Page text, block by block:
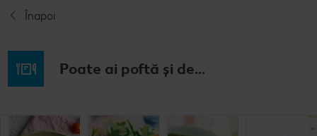
Înapoi
Poate ai poftă și de...
Prăjitură de
Chifteluțe cu